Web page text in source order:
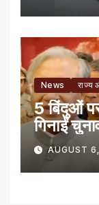
News राज्य
5 बिंदुओं
गिनाईं
AUGUST